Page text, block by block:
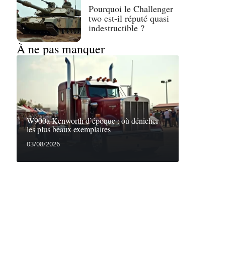
Pourquoi le Challenger
two est-il réputé quasi
indestructible ?
À ne pas manquer
W900a Kenworth d’époque : où dénicher
les plus beaux exemplaires
03/08/2026